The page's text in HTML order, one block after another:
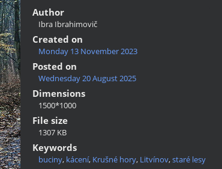
Author
Ibra Ibrahimovič
Created on
Monday 13 November 2023
Posted on
Wednesday 20 August 2025
Dimensions
1500*1000
File size
1307 KB
Keywords
buciny, kácení, Krušné hory, Litvínov,staré lesy